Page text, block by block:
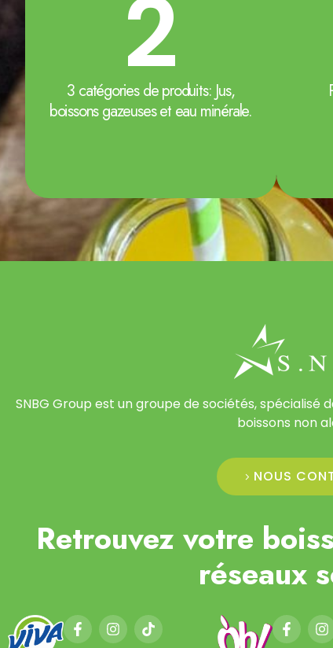
3
3 catégories de produits: Jus,
boissons gazeuses et eau minérale.
SNBG Group est un groupe de sociétés,
boissons non
NOUS
Retrouvez votre
réseaux